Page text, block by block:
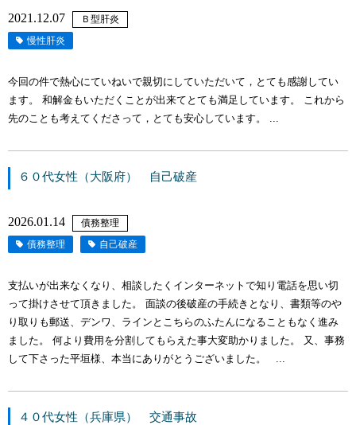
2021.12.07
Ｂ型肝炎
慢性肝炎
今回の件で熱心にていねいで親切にしていただいて，とても感謝してい
ます。 和解金もいただくことが出来てとても満足しています。 これから
先のことも考えてくださって，とても安心しています。 ...
６０代女性（大阪府） 自己破産
2026.01.14
債務整理
債務整理
自己破産
支払いが出来なくなり、相談したくインターネットで知り電話を思い切
って掛けさせて頂きました。 面談の後破産の手続きとなり、書類等のや
り取りも郵送、デンワ、ラインとこちらのふたんになることもなく進み
ました。 何より費用を分割してもらえた事大変助かりました。 又、事務
して下さった平垣様、本当にありがとうございました。 ...
４０代女性（兵庫県） 交通事故